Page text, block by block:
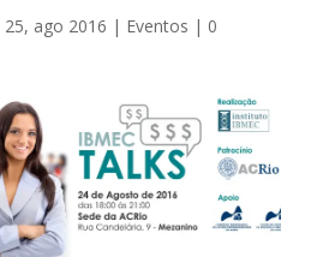
25, ago 2016 | Eventos | 0